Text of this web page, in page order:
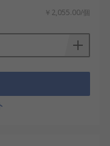
￥2,055.00/個